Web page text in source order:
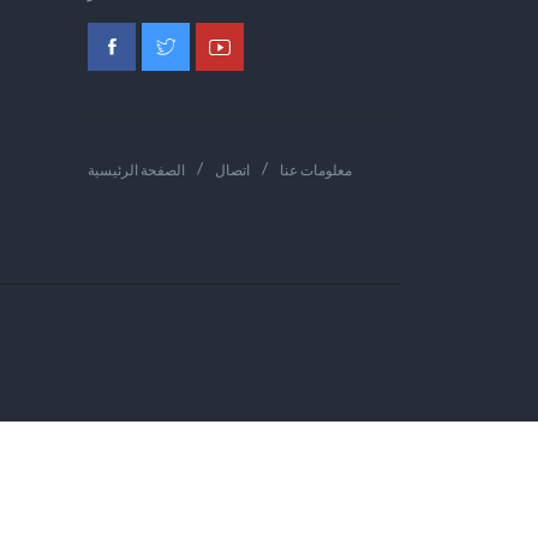
الصفحة الرئيسية اتصال معلومات عنا